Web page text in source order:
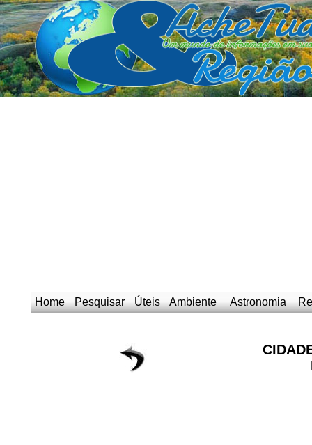
Home Pesquisar Úteis Ambiente Astronomia